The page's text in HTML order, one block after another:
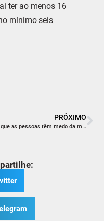
ter ao menos 16
mínimo seis
PRÓXIMO
Por que as pessoas têm medo da mudança?